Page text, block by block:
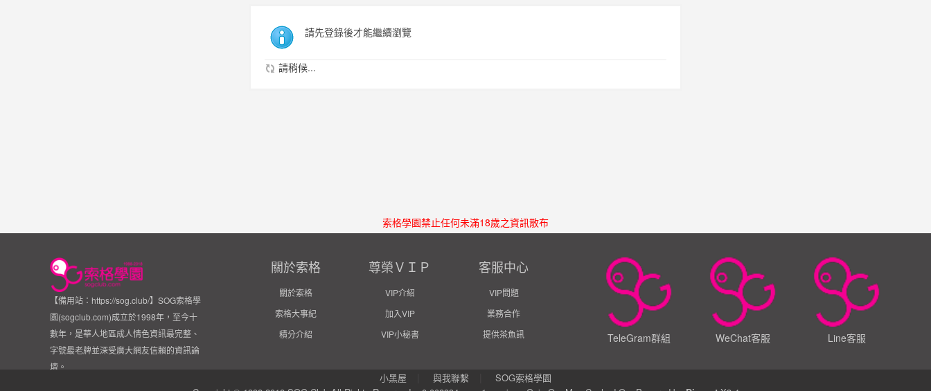
請先登錄後才能繼續瀏覽
請稍候...
索格學園禁止任何未滿18歲之資訊散布
【備用站：https://sog.club/】SOG索格學
園(sogclub.com)成立於1998年，至今十
數年，是華人地區成人情色資訊最完整、
字號最老牌並深受廣大網友信賴的資訊論
壇。
關於索格
關於索格
索格大事紀
積分介紹
尊榮ＶＩＰ
VIP介紹
加入VIP
VIP小秘書
客服中心
VIP問題
業務合作
提供茶魚訊
Line客服
WeChat客服
TeleGram群組
小黑屋 與我聯繫
SOG索格學園